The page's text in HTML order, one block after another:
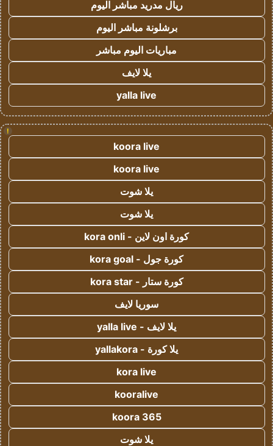
ريال مدريد مباشر اليوم
برشلونة مباشر اليوم
مباريات اليوم مباشر
يلا لايف
yalla live
!
koora live
koora live
يلا شوت
يلا شوت
كورة اون لاين - kora onli
كورة جول - kora goal
كورة ستار - kora star
سوريا لايف
يلا لايف - yalla live
يلا كورة - yallakora
kora live
kooralive
koora 365
يلا شوت